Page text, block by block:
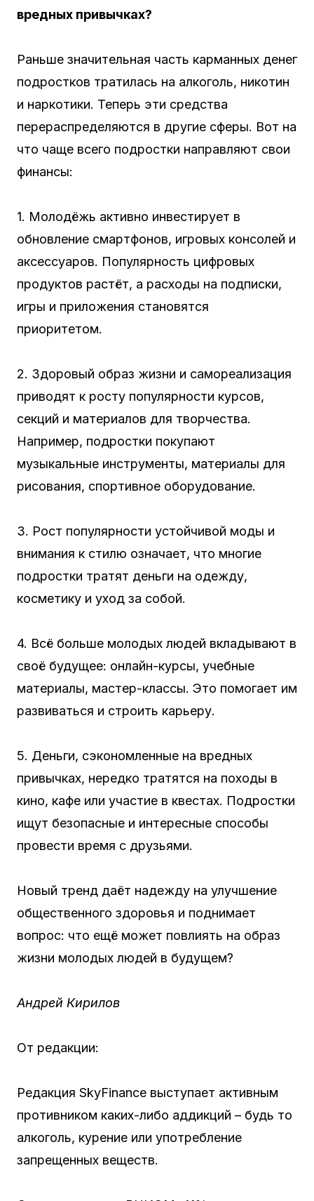
вредных привычках?
Раньше значительная часть карманных денег
подростков тратилась на алкоголь, никотин
и наркотики. Теперь эти средства
перераспределяются в другие сферы. Вот на
что чаще всего подростки направляют свои
финансы:
1. Молодёжь активно инвестирует в
обновление смартфонов, игровых консолей и
аксессуаров. Популярность цифровых
продуктов растёт, а расходы на подписки,
игры и приложения становятся
приоритетом.
2. Здоровый образ жизни и самореализация
приводят к росту популярности курсов,
секций и материалов для творчества.
Например, подростки покупают
музыкальные инструменты, материалы для
рисования, спортивное оборудование.
3. Рост популярности устойчивой моды и
внимания к стилю означает, что многие
подростки тратят деньги на одежду,
косметику и уход за собой.
4. Всё больше молодых людей вкладывают в
своё будущее: онлайн-курсы, учебные
материалы, мастер-классы. Это помогает им
развиваться и строить карьеру.
5. Деньги, сэкономленные на вредных
привычках, нередко тратятся на походы в
кино, кафе или участие в квестах. Подростки
ищут безопасные и интересные способы
провести время с друзьями.
Новый тренд даёт надежду на улучшение
общественного здоровья и поднимает
вопрос: что ещё может повлиять на образ
жизни молодых людей в будущем?
Андрей Кирилов
От редакции:
Редакция SkyFinance выступает активным
противником каких-либо аддикций – будь то
алкоголь, курение или употребление
запрещенных веществ.